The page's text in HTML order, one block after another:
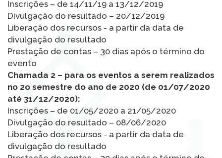
Inscrições – de 14/11/19 a 13/12/2019
Divulgação do resultado – 20/12/2019
Liberação dos recursos - a partir da data de
divulgação do resultado
Prestação de contas – 30 dias após o término do
evento
Chamada 2 – para os eventos a serem realizados
no 2o semestre do ano de 2020 (de 01/07/2020
até 31/12/2020):
Inscrições – de 01/05/2020 a 21/05/2020
Divulgação do resultado – 08/06/2020
Liberação dos recursos - a partir da data de
divulgação do resultado